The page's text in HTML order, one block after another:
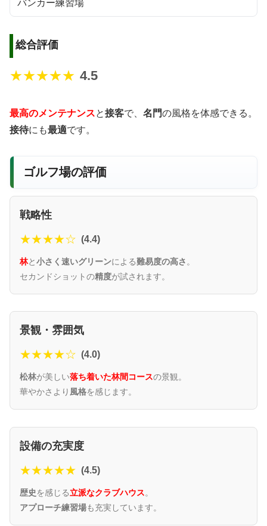
バンカー練習場
総合評価
★★★★★ 4.5
最高のメンテナンスと接客で、 名門の風格を体感できる。
接待にも最適です。
ゴルフ場の評価
戦略性
★★★★☆ (4.4)
林と小さく速いグリーンによる難易度の高さ 。
セカンドショットの精度が試されます。
景観・雰囲気
★★★★☆ (4.0)
松林が美しい落ち着いた林間コースの景観。
華やかさより 風格を感じます。
設備の充実度
★★★★★ (4.5)
歴史を感じる立派なクラブハウス。
アプローチ練習場も充実しています。